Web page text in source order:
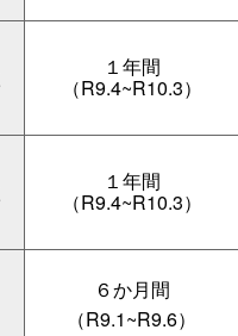
１年間
（R9.4~R10.3）
１年間
（R9.4~R10.3）
６か月間
（R9.1~R9.6）